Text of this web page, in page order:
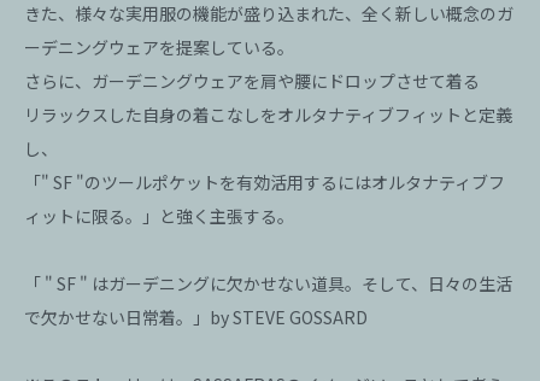
きた、様々な実用服の機能が盛り込まれた、全く新しい概念のガ
ーデニングウェアを提案している。
さらに、ガーデニングウェアを肩や腰にドロップさせて着る
リラックスした自身の着こなしをオルタナティブフィットと定義
し、
「" SF "のツールポケットを有効活用するにはオルタナティブフ
ィットに限る。」と強く主張する。
「 " SF " はガーデニングに欠かせない道具。そして、日々の生活
で欠かせない日常着。」by STEVE GOSSARD